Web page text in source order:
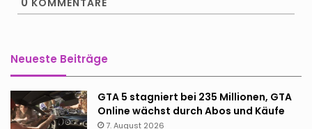
KOMMENTARE
Neueste Beiträge
GTA 5 stagniert bei 235 Millionen, GTA
Online wächst durch Abos und Käufe
7. August 2026